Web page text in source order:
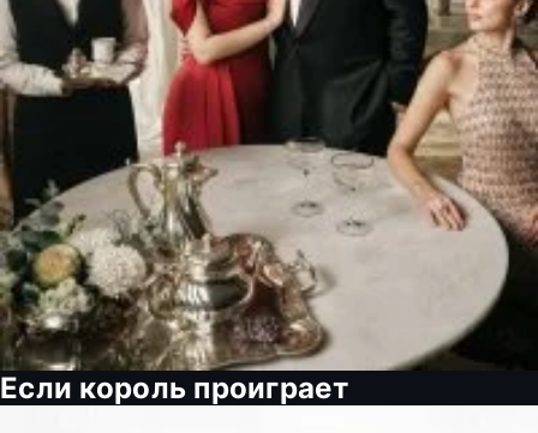
Если король проиграет